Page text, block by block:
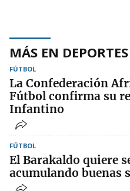
MÁS EN DEPORTES
FÚTBOL
La Confederación
Fútbol confirma su
Infantino
FÚTBOL
El Barakaldo quiere
acumulando buenas